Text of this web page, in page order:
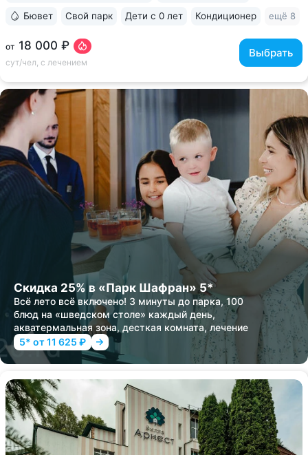
от 18 000 ₽
сут/чел, с лечением
Выбрать
Бювет Свой парк Дети с 0 лет Кондиционер ещё 8
Скидка 25% в «Парк Шафран» 5*
Всё лето всё включено! 3 минуты до парка, 100
блюд на «шведском столе» каждый день,
акватермальная зона, десткая комната, лечение
5* от 11 625 ₽